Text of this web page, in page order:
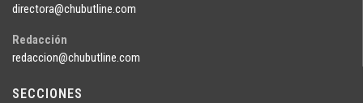
directora@chubutline.com
Redacción
redaccion@chubutline.com
SECCIONES